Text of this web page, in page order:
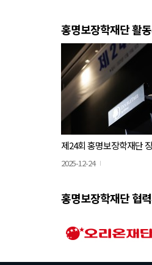
홍명보장학재단 활
제24회 홍명보장학재단
2025-12-24
홍명보장학재단 협